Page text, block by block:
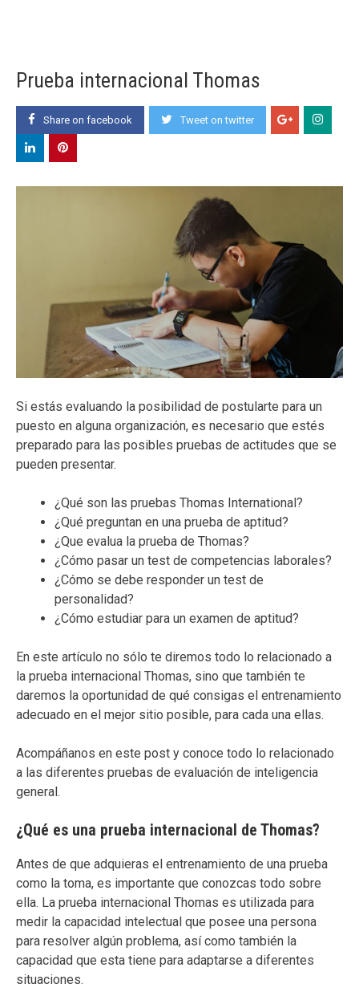
Prueba internacional Thomas
Share on facebook Tweet on twitter
Si estás evaluando la posibilidad de postularte para un
puesto en alguna organización, es necesario que estés
preparado para las posibles pruebas de actitudes que se
pueden presentar.
¿Qué son las pruebas Thomas International?
¿Qué preguntan en una prueba de aptitud?
¿Que evalua la prueba de Thomas?
¿Cómo pasar un test de competencias laborales?
¿Cómo se debe responder un test de
personalidad?
¿Cómo estudiar para un examen de aptitud?
En este artículo no sólo te diremos todo lo relacionado a
la prueba internacional Thomas, sino que también te
daremos la oportunidad de qué consigas el entrenamiento
adecuado en el mejor sitio posible, para cada una ellas.
Acompáñanos en este post y conoce todo lo relacionado
a las diferentes pruebas de evaluación de inteligencia
general.
¿Qué es una prueba internacional de Thomas?
Antes de que adquieras el entrenamiento de una prueba
como la toma, es importante que conozcas todo sobre
ella. La prueba internacional Thomas es utilizada para
medir la capacidad intelectual que posee una persona
para resolver algún problema, así como también la
capacidad que esta tiene para adaptarse a diferentes
situaciones.